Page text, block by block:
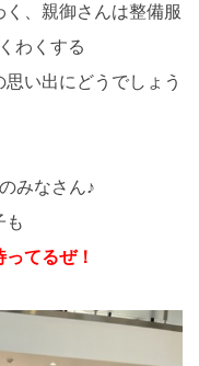
、親御さんは整備服
わくする
い出にどうでしょう
みなさん♪
も
てるぜ！